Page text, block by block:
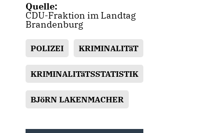
Quelle:
CDU-Fraktion im Landtag
Brandenburg
POLIZEI KRIMINALITäT
KRIMINALITäTSSTATISTIK
BJöRN LAKENMACHER